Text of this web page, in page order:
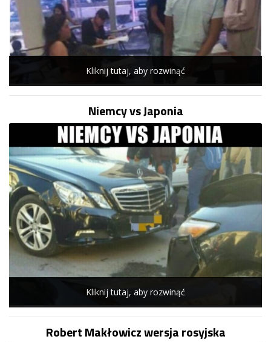
Kliknij tutaj, aby rozwinąć
Niemcy vs Japonia
Kliknij tutaj, aby rozwinąć
Robert Makłowicz wersja rosyjska